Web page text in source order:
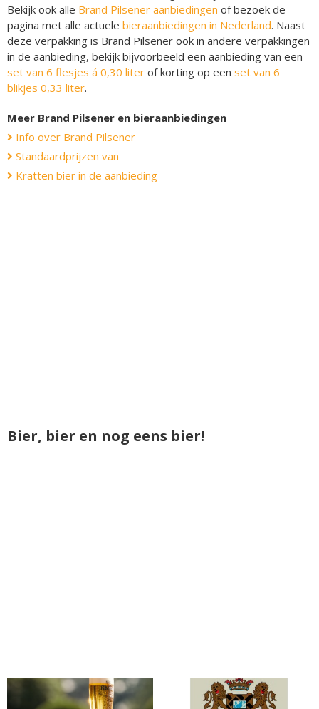
Bekijk ook alle Brand Pilsener aanbiedingen of bezoek de
pagina met alle actuele bieraanbiedingen in Nederland. Naast
deze verpakking is Brand Pilsener ook in andere verpakkingen
in de aanbieding, bekijk bijvoorbeeld een aanbieding van een
set van 6 flesjes á 0,30 liter of korting op een set van 6
blikjes 0,33 liter.
Meer Brand Pilsener en bieraanbiedingen
Info over Brand Pilsener
Standaardprijzen van
Kratten bier in de aanbieding
Bier, bier en nog eens bier!